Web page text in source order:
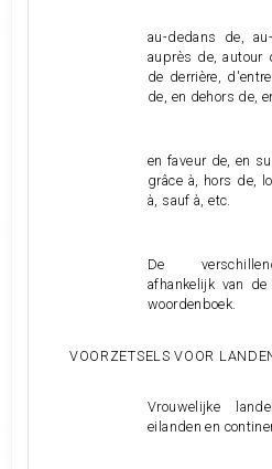
au-dedans de,
auprès de, autour
de derrière,
de, en dehors de,
en faveur de, en
grâce à, hors de,
à, sauf à, etc.
De
afhankelijk van
woordenboek.
VOORZETSELS VOOR
Vrouwelijke
eilanden en